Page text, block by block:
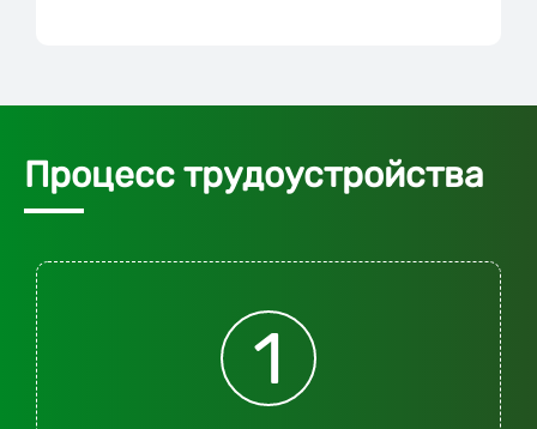
Процесс трудоустройства
1